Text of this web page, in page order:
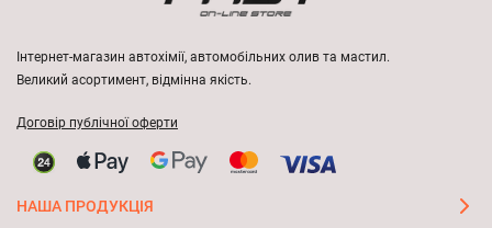
Інтернет-магазин автохімії, автомобільних олив та мастил.
Великий асортимент, відмінна якість.
Договір публічної оферти
НАША ПРОДУКЦІЯ